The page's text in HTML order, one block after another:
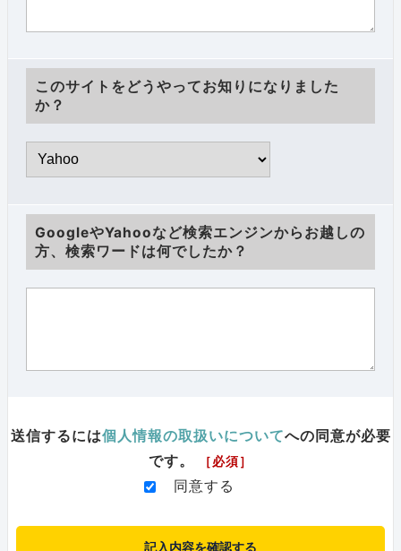
このサイトをどうやってお知りになりました
か？
GoogleやYahooなど検索エンジンからお越しの
方、検索ワードは何でしたか？
送信するには個人情報の取扱いについてへの同意が必要
です。
［必須］
同意する